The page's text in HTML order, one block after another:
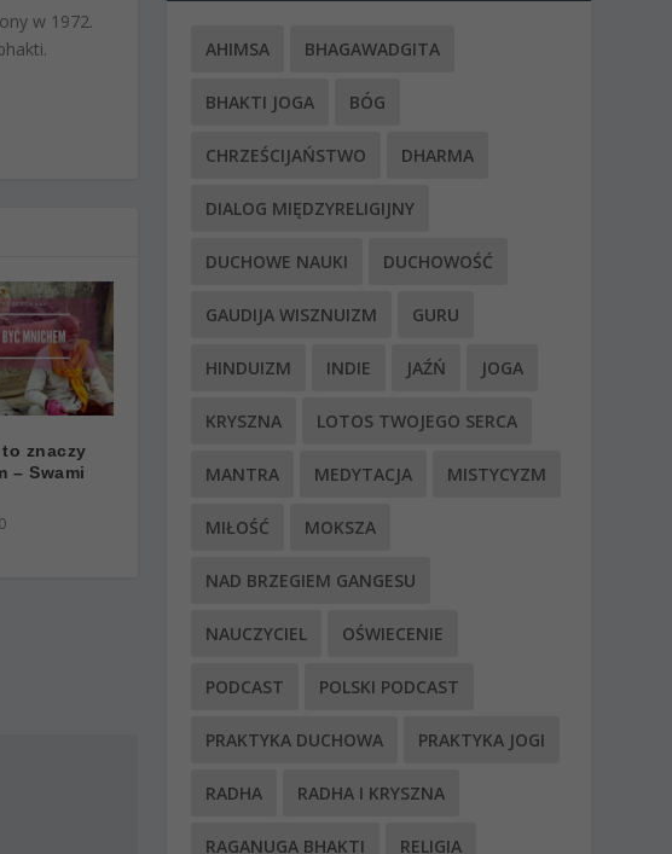
w 1972.
to znaczy
– Swami
AHIMSA BHAGAWADGITA
BHAKTI JOGA BÓG
CHRZEŚCIJAŃSTWO DHARMA
DIALOG MIĘDZYRELIGIJNY
DUCHOWE NAUKI DUCHOWOŚĆ
GAUDIJA WISZNUIZM GURU
HINDUIZM INDIE JAŹŃ JOGA
KRYSZNA LOTOS TWOJEGO SERCA
MANTRA MEDYTACJA MISTYCYZM
MIŁOŚĆ MOKSZA
NAD BRZEGIEM GANGESU
NAUCZYCIEL OŚWIECENIE
PODCAST POLSKI PODCAST
PRAKTYKA DUCHOWA PRAKTYKA JOGI
RADHA RADHA I KRYSZNA
RAGANUGA BHAKTI RELIGIA